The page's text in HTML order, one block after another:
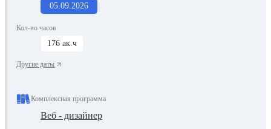
05.09.2026
Кол-во часов
176 ак.ч
Другие даты
Комплексная программа
Веб - дизайнер